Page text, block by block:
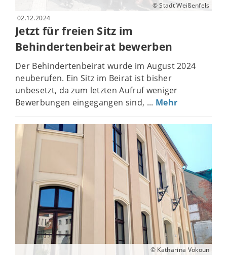
© Stadt Weißenfels
02.12.2024
Jetzt für freien Sitz im
Behindertenbeirat bewerben
Der Behindertenbeirat wurde im August 2024
neuberufen. Ein Sitz im Beirat ist bisher
unbesetzt, da zum letzten Aufruf weniger
Bewerbungen eingegangen sind, ... Mehr
© Katharina Vokoun